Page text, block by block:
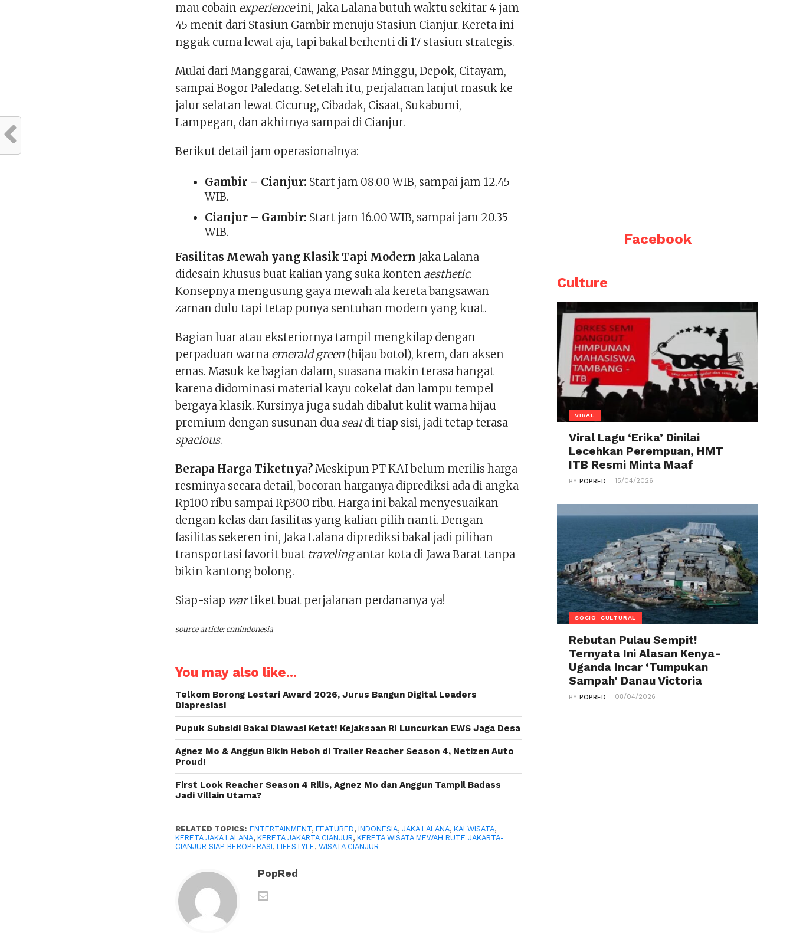
mau cobain experienceini, Jaka Lalana butuh waktu sekitar 4 jam
45 menit dari Stasiun Gambir menuju Stasiun Cianjur. Kereta ini
nggak cuma lewat aja, tapi bakal berhenti di 17 stasiun strategis.
Mulai dari Manggarai, Cawang, Pasar Minggu, Depok, Citayam,
sampai Bogor Paledang. Setelah itu, perjalanan lanjut masuk ke
jalur selatan lewat Cicurug, Cibadak, Cisaat, Sukabumi,
Lampegan, dan akhirnya sampai di Cianjur.
Berikut detail jam operasionalnya:
Gambir – Cianjur: Start jam 08.00 WIB, sampai jam 12.45
WIB.
Cianjur – Gambir: Start jam 16.00 WIB, sampai jam 20.35
WIB.
Fasilitas Mewah yang Klasik Tapi Modern Jaka Lalana
didesain khusus buat kalian yang suka konten aesthetic.
Konsepnya mengusung gaya mewah ala kereta bangsawan
zaman dulu tapi tetap punya sentuhan modern yang kuat.
Bagian luar atau eksteriornya tampil mengkilap dengan
perpaduan warna emerald green (hijau botol), krem, dan aksen
emas. Masuk ke bagian dalam, suasana makin terasa hangat
karena didominasi material kayu cokelat dan lampu tempel
bergaya klasik. Kursinya juga sudah dibalut kulit warna hijau
premium dengan susunan dua seatdi tiap sisi, jadi tetap terasa
spacious.
Berapa Harga Tiketnya? Meskipun PT KAI belum merilis harga
resminya secara detail, bocoran harganya diprediksi ada di angka
Rp100 ribu sampai Rp300 ribu. Harga ini bakal menyesuaikan
dengan kelas dan fasilitas yang kalian pilih nanti. Dengan
fasilitas sekeren ini, Jaka Lalana diprediksi bakal jadi pilihan
transportasi favorit buat travelingantar kota di Jawa Barat tanpa
bikin kantong bolong.
Siap-siap wartiket buat perjalanan perdananya ya!
source article: cnnindonesia
You may also like...
Telkom Borong Lestari Award 2026, Jurus Bangun Digital Leaders
Diapresiasi
Pupuk Subsidi Bakal Diawasi Ketat! Kejaksaan RI Luncurkan EWS Jaga Desa
Agnez Mo & Anggun Bikin Heboh di Trailer Reacher Season 4, Netizen Auto
Proud!
First Look Reacher Season 4 Rilis, Agnez Mo dan Anggun Tampil Badass
Jadi Villain Utama?
RELATED TOPICS: ENTERTAINMENT,FEATURED,INDONESIA,JAKA LALANA,KAI WISATA,
KERETA JAKA LALANA,KERETA JAKARTA CIANJUR,KERETA WISATA MEWAH RUTE JAKARTA-
CIANJUR SIAP BEROPERASI,LIFESTYLE,WISATA CIANJUR
PopRed
Facebook
Culture
VIRAL
Viral Lagu ‘Erika’ Dinilai
Lecehkan Perempuan, HMT
ITB Resmi Minta Maaf
BYPOPRED 15/04/2026
SOCIO-CULTURAL
Rebutan Pulau Sempit!
Ternyata Ini Alasan Kenya-
Uganda Incar ‘Tumpukan
Sampah’ Danau Victoria
BYPOPRED 08/04/2026